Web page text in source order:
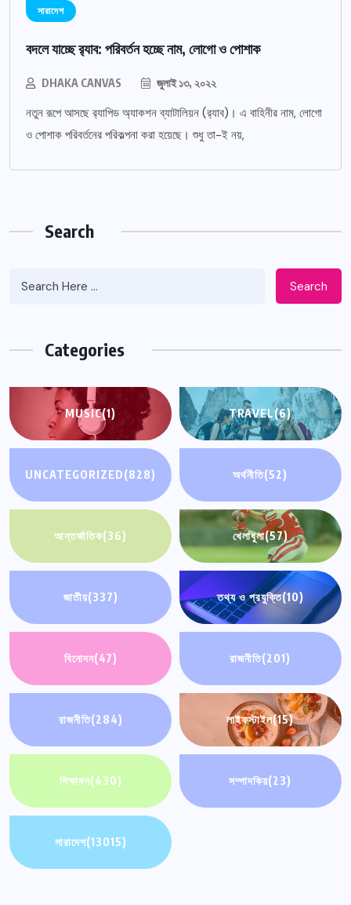
সারাদেশ
বদলে যাচ্ছে র‌্যাব: পরিবর্তন হচ্ছে নাম, লোগো ও পোশাক
DHAKA CANVAS জুলাই ১৩, ২০২২
নতুন রূপে আসছে র‌্যাপিড অ্যাকশন ব্যাটালিয়ন (র‌্যাব)। এ বাহিনীর নাম, লোগো
ও পোশাক পরিবর্তনের পরিকল্পনা করা হয়েছে। শুধু তা-ই নয়,
Search
Search
Categories
MUSIC(1) TRAVEL(6)
UNCATEGORIZED(828) অর্থনীতি(52)
আন্তর্জাতিক(36) খেলাধুলা(57)
জাতীয়(337) তথ্য ও প্রযুক্তি(10)
বিনোদন(47) রাজনীতি(201)
রাজনীতি(284) লাইফস্টাইল(15)
শিক্ষাঙ্গন(430) সম্পাদকিয়(23)
সারাদেশ(13015)